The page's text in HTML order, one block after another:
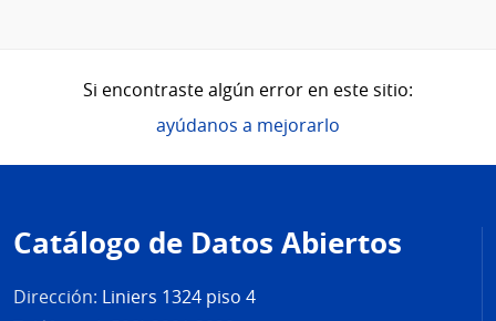
Si encontraste algún error en este sitio:
ayúdanos a mejorarlo
de
página
Catálogo de Datos Abiertos
Dirección: Liniers 1324 piso 4